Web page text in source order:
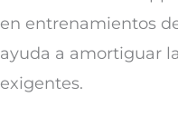
en entrenamientos
ayuda a amortiguar
exigentes.